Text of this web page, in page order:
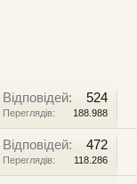
Відповідей: 524
Переглядів: 188.988
Відповідей: 472
Переглядів: 118.286